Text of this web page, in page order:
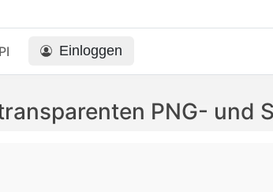
Einloggen
PNG- und